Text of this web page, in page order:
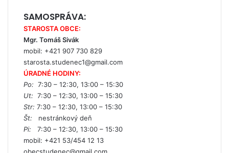
SAMOSPRÁVA:
STAROSTA OBCE:
Mgr. Tomáš Sivák
mobil: +421 907 730 829
starosta.studenec1@gmail.com
ÚRADNÉ HODINY:
Po: 7:30 – 12:30, 13:00 – 15:30
Ut: 7:30 – 12:30, 13:00 – 15:30
Str: 7:30 – 12:30, 13:00 – 15:30
Št: nestránkový deň
Pi: 7:30 – 12:30, 13:00 – 15:30
mobil: +421 53/454 12 13